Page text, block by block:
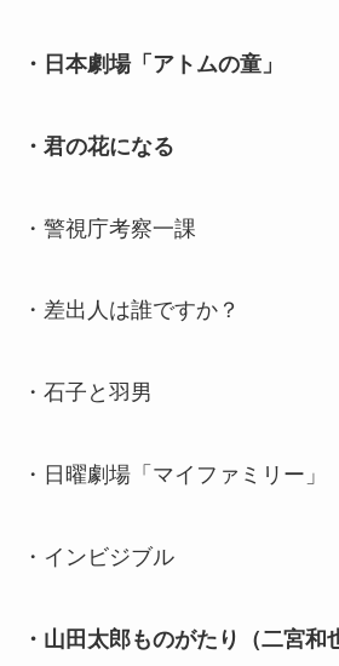
・日本劇場「アトムの童」
・君の花になる
・警視庁考察一課
・差出人は誰ですか？
・石子と羽男
・日曜劇場「マイファミリー」
・インビジブル
・山田太郎ものがたり（二宮和